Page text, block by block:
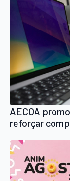
AECOA
reforçar